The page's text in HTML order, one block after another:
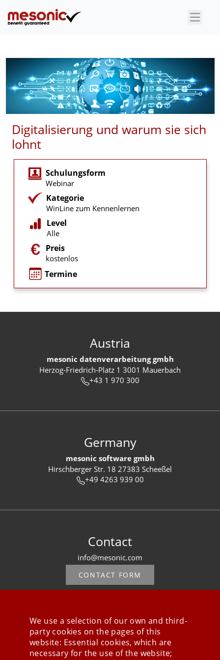
×
Digitalisierung und warum sie sich
lohnt
Schulungsform
Webinar
Kategorie
WinLine zum Kennenlernen
Level
Alle
Preis
kostenlos
Termine
Austria
mesonic datenverarbeitung gmbh
Herzog-Friedrich-Platz 1 3001 Mauerbach
+43 1 970 300
Germany
mesonic software gmbh
Hirschberger Str. 18 27383 Scheeßel
+49 4263 939 00
Contact
info@mesonic.com
CONTACT FORM
Stay connected
We use a selection of our own and third-
party cookies on the pages of this
website: Essential cookies, which are
necessary for the use of the website;